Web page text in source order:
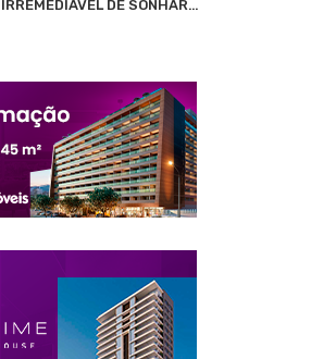
IRREMEDIÁVEL DE SONHAR…